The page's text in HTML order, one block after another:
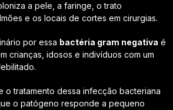
a pele, a faringe, o trato
e os locais de cortes em cirurgias.
por essa bactéria gram negativa é
crianças, idosos e indivíduos com um
o tratamento dessa infecção bacteriana
o patógeno responde a pequeno